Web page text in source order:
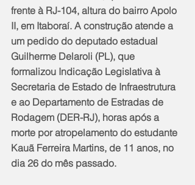
frente à RJ-104, altura do bairro Apolo
II, em Itaboraí. A construção atende a
um pedido do deputado estadual
Guilherme Delaroli (PL), que
formalizou Indicação Legislativa à
Secretaria de Estado de Infraestrutura
e ao Departamento de Estradas de
Rodagem (DER-RJ), horas após a
morte por atropelamento do estudante
Kauã Ferreira Martins, de 11 anos, no
dia 26 do mês passado.